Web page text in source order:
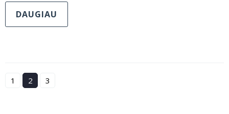
DAUGIAU
1 2 3